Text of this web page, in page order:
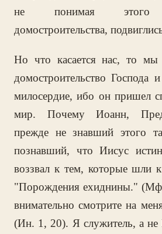
не понимая этого
домостроительства,
Но что касается нас, то мы
домостроительство Господа
милосердие, ибо он пришел
мир. Почему Иоанн,
прежде не знавший этого
познавший, что Иисус
воззвал к тем, которые шли
"Порождения ехиднины."
внимательно смотрите на
(Ин. 1, 20). Я служитель, а не